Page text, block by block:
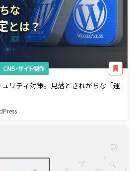
CMS・サイト制作
リティ対策。見落とされがちな「運